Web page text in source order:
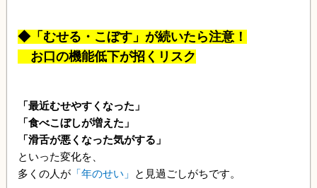
◆「むせる・こぼす」が続いたら注意！
お口の機能低下が招くリスク
「最近むせやすくなった」
「食べこぼしが増えた」
「滑舌が悪くなった気がする」
といった変化を、
多くの人が 「年のせい」 と見過ごしがちです。